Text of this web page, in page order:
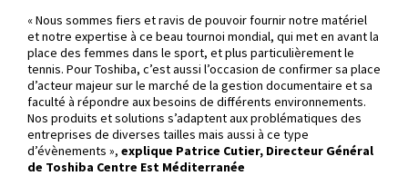
« Nous sommes fiers et ravis de pouvoir fournir notre matériel
et notre expertise à ce beau tournoi mondial, qui met en avant la
place des femmes dans le sport, et plus particulièrement le
tennis. Pour Toshiba, c’est aussi l’occasion de confirmer sa place
d’acteur majeur sur le marché de la gestion documentaire et sa
faculté à répondre aux besoins de différents environnements.
Nos produits et solutions s’adaptent aux problématiques des
entreprises de diverses tailles mais aussi à ce type
d’évènements », explique Patrice Cutier, Directeur Général
de Toshiba Centre Est Méditerranée